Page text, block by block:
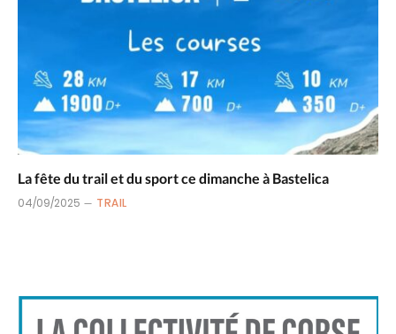
La fête du trail et du sport ce dimanche à Bastelica
04/09/2025 TRAIL